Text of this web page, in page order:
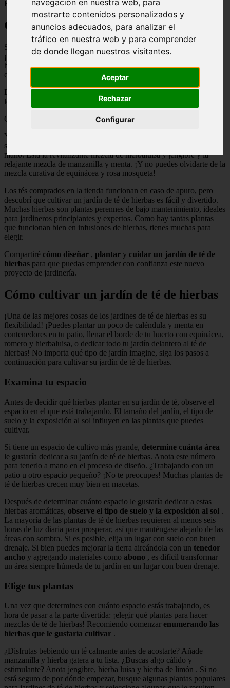
mostrarte contenidos personalizados y
anuncios adecuados, para analizar el
tráfico en nuestra web y para comprender
de donde llegan nuestros visitantes.
Aceptar
Rechazar
Configurar
Hierbas
Cómo cultivar un jardín de té de hierbas
Si te gusta tomar té y estás buscando un nuevo proyecto de plantas,
¡considera cultivar un jardín de té de hierbas! La productora de
hortalizas Briana Yablosnki compartirá cómo diseñar, plantar y
cuidar este fragante jardín.
Escrito Última actualización: 25 de enero de 2024 | 12 minutos de
lectura
Contenido
Ya sea que esté relajándome por la noche o buscando una bebida
sabrosa y sin cafeína por la tarde, siempre tengo tés de hierbas a
mano. Está la revitalizante mezcla de hierbaluisa y jengibre y la
relajante mezcla de manzanilla y menta. ¡Y no puedes olvidarte de la
mezcla curativa de equinácea y rosa mosqueta!
Los tés comprados en la tienda funcionan en caso de apuro, pero
descubrí que cultivar un jardín de té de hierbas es fácil y divertido.
Muchas hierbas son plantas perennes de bajo mantenimiento, ideales
para jardineros principiantes y expertos. Como hay tantas plantas
que funcionan bien en infusiones de hierbas, tienes muchas para
elegir.
Compartiré cómo diseñar , plantar y cuidar un jardín de té de
hierbas para que puedas emprender con confianza este nuevo
proyecto de jardinería.
Cómo cultivar un jardín de té de hierbas
¡Una de las mejores cosas de los jardines de té de hierbas es su
flexibilidad! ¡Puedes plantar un poco de caléndula y menta en
contenedores en tu patio, llenar el borde de tu huerto con equinácea,
romero y hierbaluisa, o dedicar todo tu jardín delantero al té de
hierbas! No importa qué tipo de jardín imagine, siga los pasos a
continuación para cultivar su jardín de té de hierbas.
Examina tu espacio
Antes de decidir qué hierbas plantar en su jardín de té, observe el
espacio en el que está trabajando. El tamaño del jardín, el tipo de
suelo y la exposición al sol influyen en las plantas que puedes
cultivar.
Si tiene un espacio de cultivo más grande, determine cuánta área
le gustaría dedicar a su jardín de té de hierbas. Anota este número
para tenerlo a mano en el proceso de diseño. ¿Trabajando con un
patio u otro espacio pequeño? ¡No te preocupes! Muchas plantas de
té de hierbas crecen muy bien en macetas.
Después de determinar cuánto espacio le gustaría dedicar a estas
hierbas aromáticas, observe el tipo de suelo y la exposición al sol .
La mayoría de las plantas de té de hierbas requieren al menos seis
horas de luz diaria para prosperar, así que manténgase alejado de las
áreas con sombra. Si es posible, elija un lugar con suelo con buen
drenaje. Si bien puedes mejorar la tierra aireándola con un tenedor
ancho y agregando materiales como abono , es difícil transformar
un área siempre húmeda de tu jardín en un lugar con buen drenaje.
Elige tus plantas
Una vez que determines con cuánto espacio estás trabajando, es
hora de pasar a la parte divertida: ¡elegir qué plantas para hacer
mezclas de té de hierbas! Recomiendo comenzar enumerando las
hierbas que le gustaría cultivar .
¿Disfrutas bebiendo un té calmante antes de acostarte? Añade
manzanilla y hierba gatera a tu lista. ¿Buscas algo cálido y
estimulante? Anota jengibre, hierba luisa y hierba de limón . Si no
está seguro de por dónde empezar, busque algunas plantas populares